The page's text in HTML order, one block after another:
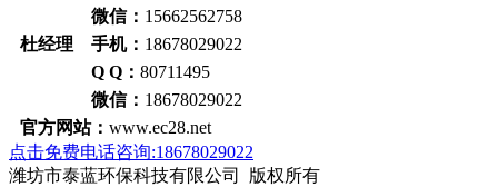
微信： 15662562758
杜经理 手机： 18678029022
Q Q： 80711495
微信： 18678029022
官方网站： www.ec28.net
点击免费电话咨询:18678029022
潍坊市泰蓝环保科技有限公司 版权所有